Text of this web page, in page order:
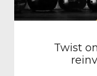
Twist